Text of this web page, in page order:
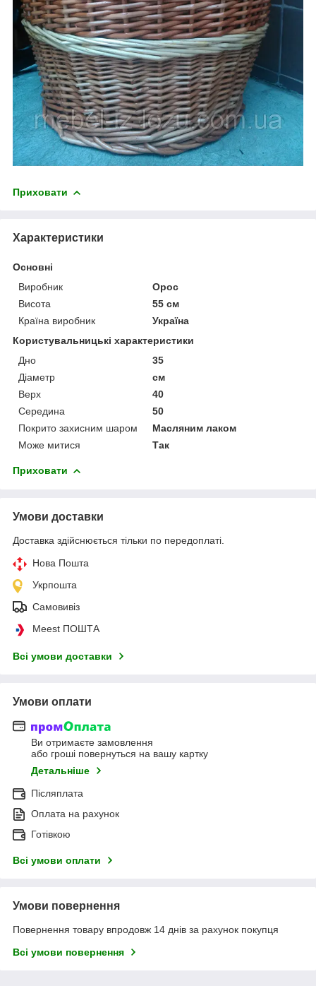
Приховати
Характеристики
Основні
Виробник
Орос
Висота
55 см
Країна виробник
Україна
Користувальницькі характеристики
Дно
35
Діаметр
см
Верх
40
Середина
50
Покрито захисним шаром
Масляним лаком
Може митися
Так
Приховати
Умови доставки
Доставка здійснюється тільки по передоплаті.
Нова Пошта
Укрпошта
Самовивіз
Meest ПОШТА
Всі умови доставки
Умови оплати
Ви отримаєте замовлення
або гроші повернуться на вашу картку
Детальніше
Післяплата
Оплата на рахунок
Готівкою
Всі умови оплати
Умови повернення
Повернення товару впродовж 14 днів за рахунок покупця
Всі умови повернення